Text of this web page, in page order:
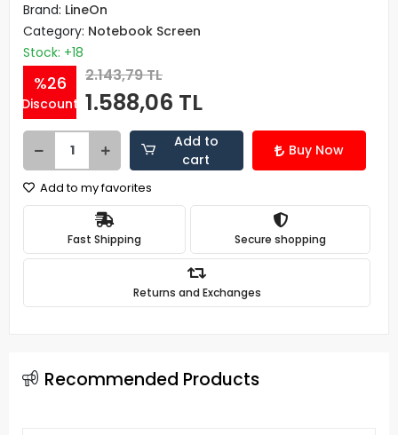
Brand: LineOn
Category: Notebook Screen
Stock: +18
%26
Discount
2.143,79 TL
1.588,06 TL
Add to
cart
Buy Now
Add to my favorites
Fast Shipping Secure shopping
Returns and Exchanges
Recommended Products